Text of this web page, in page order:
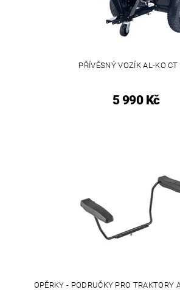
PŘÍVĚSNÝ VOZÍK AL-KO
5 990 Kč
OPĚRKY - PODRUČKY PRO TRAKTORY